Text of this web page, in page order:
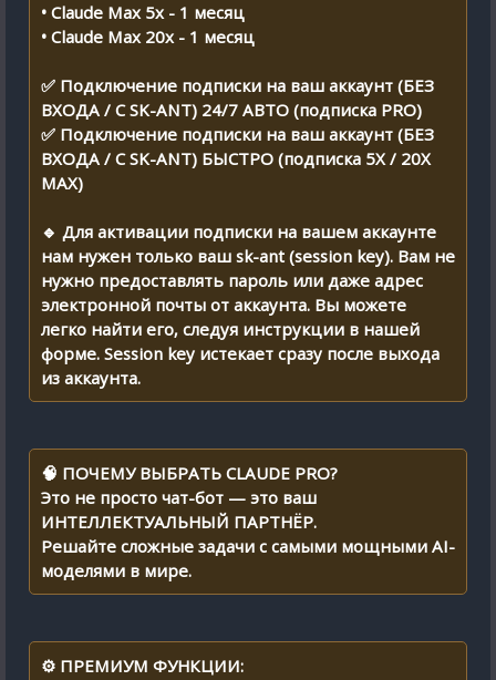
• Claude Max 5x - 1 месяц
• Claude Max 20x - 1 месяц
✅ Подключение подписки на ваш аккаунт (БЕЗ
ВХОДА / С SK-ANT) 24/7 АВТО (подписка PRO)
✅ Подключение подписки на ваш аккаунт (БЕЗ
ВХОДА / С SK-ANT) БЫСТРО (подписка 5X / 20X
MAX)
🔹 Для активации подписки на вашем аккаунте
нам нужен только ваш sk-ant (session key). Вам не
нужно предоставлять пароль или даже адрес
электронной почты от аккаунта. Вы можете
легко найти его, следуя инструкции в нашей
форме. Session key истекает сразу после выхода
из аккаунта.
🧠 ПОЧЕМУ ВЫБРАТЬ CLAUDE PRO?
Это не просто чат-бот — это ваш
ИНТЕЛЛЕКТУАЛЬНЫЙ ПАРТНЁР.
Решайте сложные задачи с самыми мощными AI-
моделями в мире.
⚙️ ПРЕМИУМ ФУНКЦИИ: